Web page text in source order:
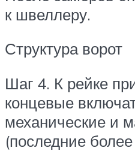
к швеллеру.
Структура ворот
Шаг 4. К рейке
концевые
механические и
(последние